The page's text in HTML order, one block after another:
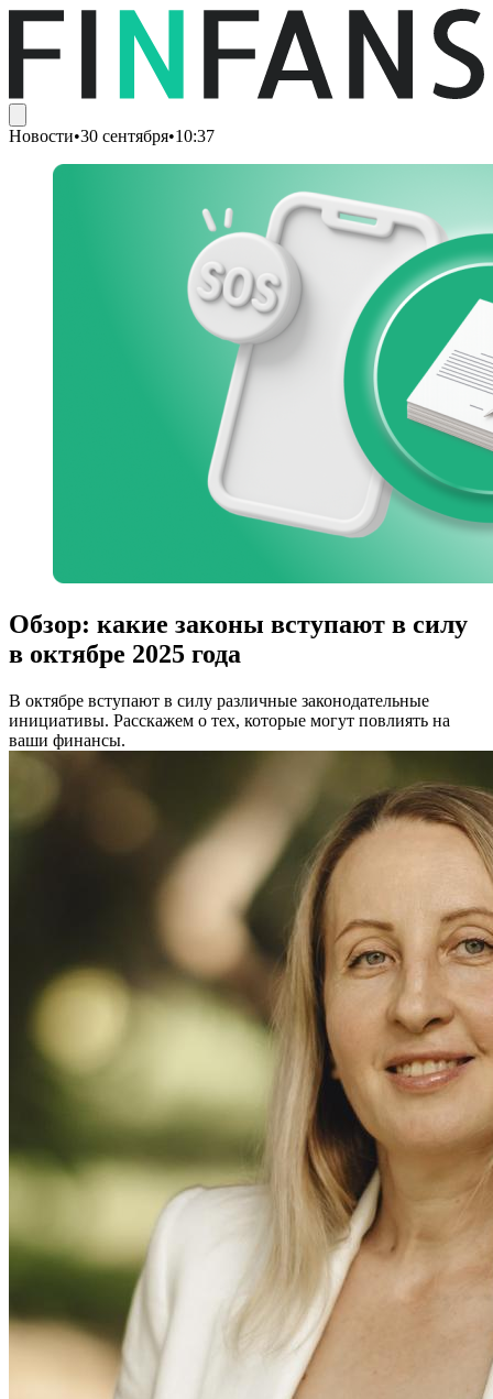
Новости•30 сентября•10:37
Обзор: какие законы вступают в силу
в октябре 2025 года
В октябре вступают в силу различные законодательные
инициативы. Расскажем о тех, которые могут повлиять на
ваши финансы.